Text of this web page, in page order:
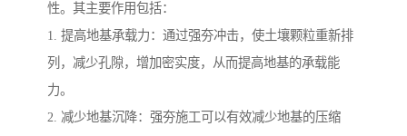
性。其主要作用包括：
1. 提高地基承载力：通过强夯冲击，使土壤颗粒重新排
列，减少孔隙，增加密实度，从而提高地基的承载能
力。
2. 减少地基沉降：强夯施工可以有效减少地基的压缩